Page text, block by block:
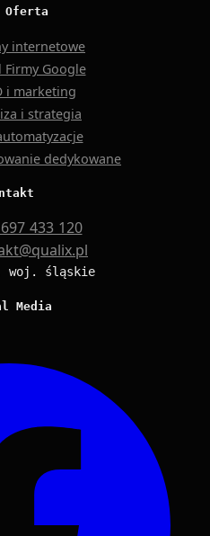
Oferta
internetowe
Firmy Google
i marketing
i strategia
dedykowane
433 120
woj. śląskie
Media